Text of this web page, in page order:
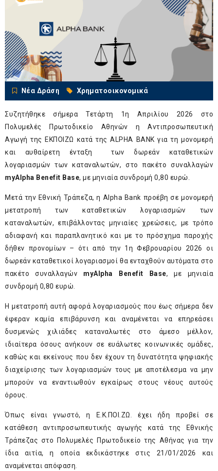
Νέα Δράση Χρηματοοικονομικά
Συζητήθηκε σήμερα Τετάρτη 1η Απριλίου 2026 στο
Πολυμελές Πρωτοδικείο Αθηνών η Αντιπροσωπευτική
Αγωγή της ΕΚΠΟΙΖΩ κατά της ΑLPHA BANK για τη μονομερή
και αυθαίρετη ένταξη των δωρεάν καταθετικών
λογαριασμών των καταναλωτών, στο πακέτο συναλλαγών
myAlpha Benefit Base, με μηνιαία συνδρομή 0,80 ευρώ.
Μετά την Εθνική Τράπεζα, η Alpha Bank προέβη σε μονομερή
μετατροπή των καταθετικών λογαριασμών των
καταναλωτών, επιβάλλοντας μηνιαίες χρεώσεις, με τρόπο
αδιαφανή και παραπλανητικό και με το πρόσχημα παροχής
δήθεν προνομίων – ότι από την 1 η Φεβρουαρίου 2026 οι
δωρεάν καταθετικοί λογαριασμοί θα ενταχθούν αυτόματα στο
πακέτο συναλλαγών myAlpha Benefit Base, με μηνιαία
συνδρομή 0,80 ευρώ.
H μετατροπή αυτή αφορά λογαριασμούς που έως σήμερα δεν
έφεραν καμία επιβάρυνση και αναμένεται να επηρεάσει
δυσμενώς χιλιάδες καταναλωτές στο άμεσο μέλλον,
ιδιαίτερα όσους ανήκουν σε ευάλωτες κοινωνικές ομάδες,
καθώς και εκείνους που δεν έχουν τη δυνατότητα ψηφιακής
διαχείρισης των λογαριασμών τους με αποτέλεσμα να μην
μπορούν να εναντιωθούν εγκαίρως στους νέους αυτούς
όρους.
Όπως είναι γνωστό, η Ε.Κ.ΠΟΙ.ΖΩ. έχει ήδη προβεί σε
κατάθεση αντιπροσωπευτικής αγωγής κατά της Εθνικής
Τράπεζας στο Πολυμελές Πρωτοδικείο της Αθήνας για την
ίδια αιτία, η οποία εκδικάστηκε στις 21/01/2026 και
αναμένεται απόφαση.